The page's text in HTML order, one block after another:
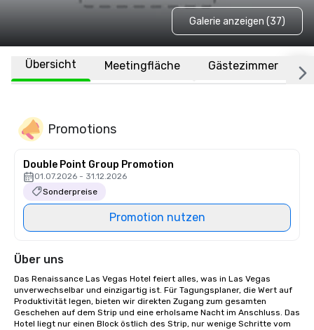
Galerie anzeigen (37)
Übersicht Meetingfläche Gästezimmer
Promotions
Double Point Group Promotion
01.07.2026 - 31.12.2026
Sonderpreise
Promotion nutzen
Über uns
Das Renaissance Las Vegas Hotel feiert alles, was in Las Vegas
unverwechselbar und einzigartig ist. Für Tagungsplaner, die Wert auf
Produktivität legen, bieten wir direkten Zugang zum gesamten
Geschehen auf dem Strip und eine erholsame Nacht im Anschluss. Das
Hotel liegt nur einen Block östlich des Strip, nur wenige Schritte vom